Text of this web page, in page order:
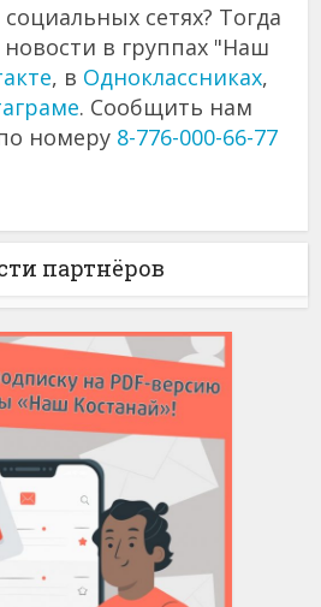
сетях? Тогда
в группах "Наш
, в Одноклассниках,
. Сообщить нам
номеру 8-776-000-66-77
партнёров